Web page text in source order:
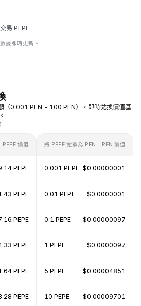
易 PEPE
據即時更新。
（0.001 PEN - 100 PEN），即時兌換價值基
PEPE 價值
PEPE
PEPE
PEPE
PEPE
PEPE
PEPE
將 PEPE 兌換為 PEN PEN 價值
0.001 PEPE $0.00000001
0.01 PEPE $0.0000001
0.1 PEPE $0.00000097
1 PEPE $0.0000097
5 PEPE $0.00004851
10 PEPE $0.00009701